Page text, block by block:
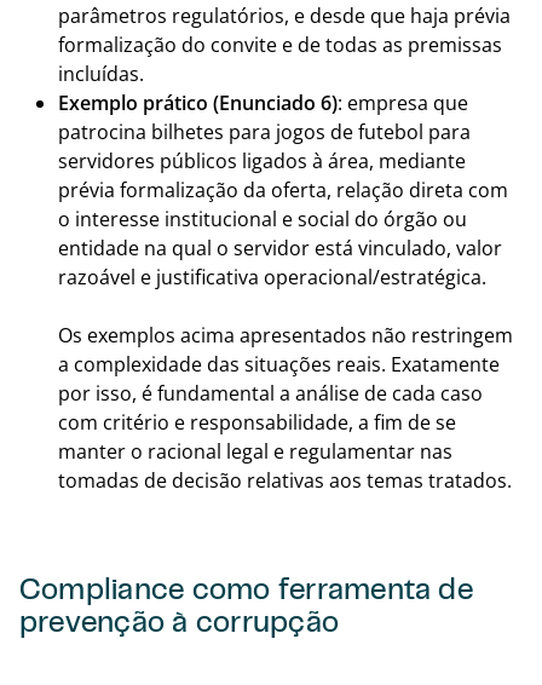
parâmetros regulatórios, e desde que haja prévia
formalização do convite e de todas as premissas
incluídas.
Exemplo prático (Enunciado 6): empresa que
patrocina bilhetes para jogos de futebol para
servidores públicos ligados à área, mediante
prévia formalização da oferta, relação direta com
o interesse institucional e social do órgão ou
entidade na qual o servidor está vinculado, valor
razoável e justificativa operacional/estratégica.
Os exemplos acima apresentados não restringem
a complexidade das situações reais. Exatamente
por isso, é fundamental a análise de cada caso
com critério e responsabilidade, a fim de se
manter o racional legal e regulamentar nas
tomadas de decisão relativas aos temas tratados.
Compliance como ferramenta de
prevenção à corrupção